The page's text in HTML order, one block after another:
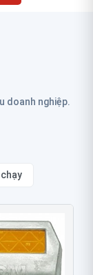
doanh nghiệp.
chạy